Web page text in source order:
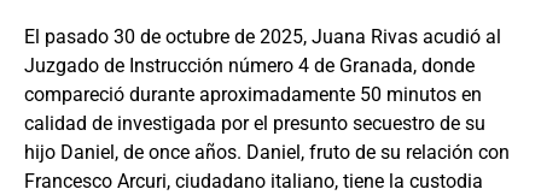
El pasado 30 de octubre de 2025, Juana Rivas acudió al
Juzgado de Instrucción número 4 de Granada, donde
compareció durante aproximadamente 50 minutos en
calidad de investigada por el presunto secuestro de su
hijo Daniel, de once años. Daniel, fruto de su relación con
Francesco Arcuri, ciudadano italiano, tiene la custodia